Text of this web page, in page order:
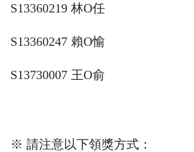
S13360219 林O任
S13360247 賴O愉
S13730007 王O俞
※ 請注意以下領獎方式：